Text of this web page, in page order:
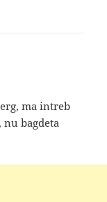
ma intreb
bagdeta